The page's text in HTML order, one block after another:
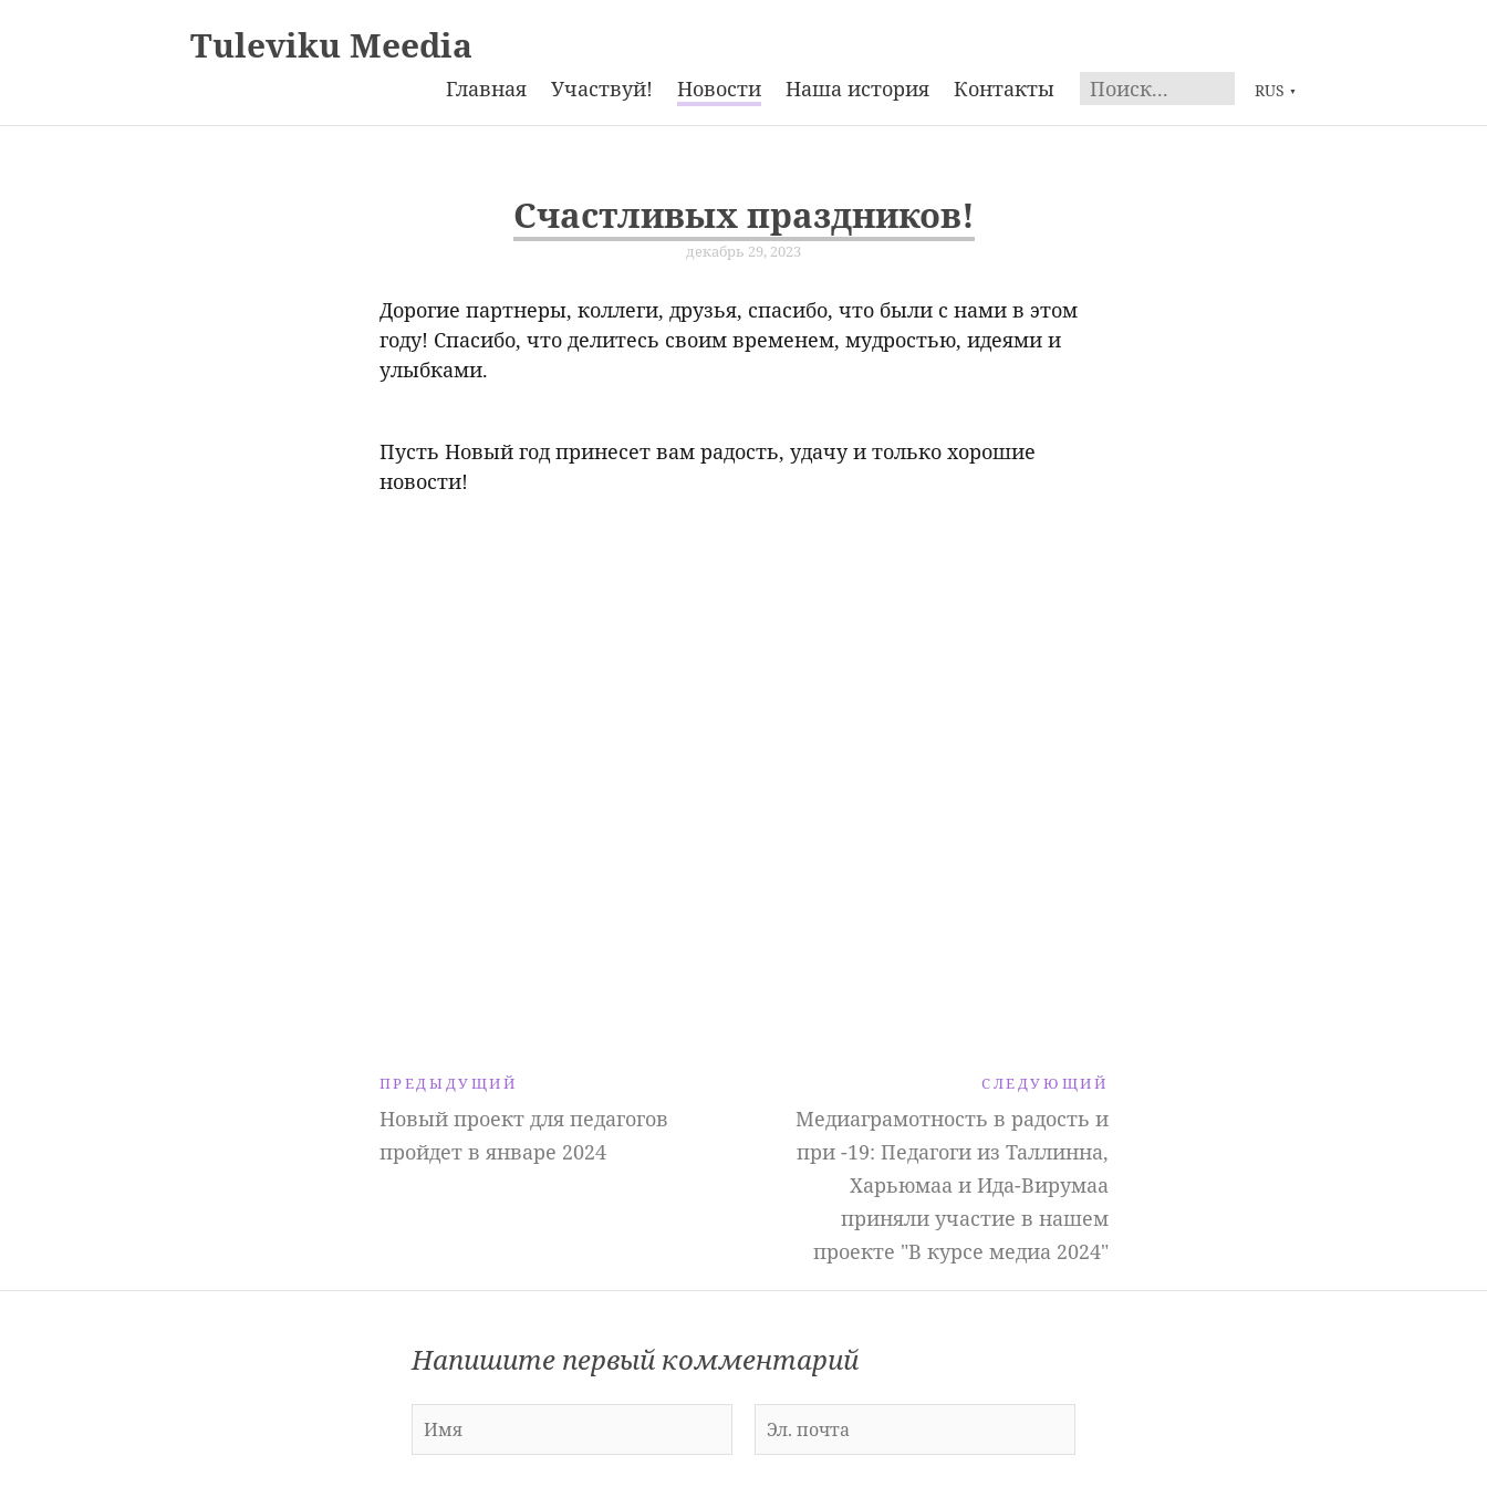
Tuleviku Meedia
Главная Участвуй! Новости Наша история Контакты RUS ▼
Счастливых праздников!
декабрь 29, 2023
Дорогие партнеры, коллеги, друзья, спасибо, что были с нами в этом
году! Спасибо, что делитесь своим временем, мудростью, идеями и
улыбками.
Пусть Новый год принесет вам радость, удачу и только хорошие
новости!
ПРЕДЫДУЩИЙ
Новый проект для педагогов
пройдет в январе 2024
СЛЕДУЮЩИЙ
Медиаграмотность в радость и
при -19: Педагоги из Таллинна,
Харьюмаа и Ида-Вирумаа
приняли участие в нашем
проекте "В курсе медиа 2024"
Напишите первый комментарий